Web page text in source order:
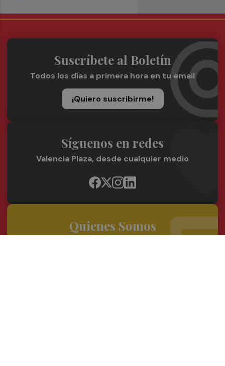
Suscríbete al Boletín
Todos los días a primera hora en tu email
¡Quiero suscribirme!
Síguenos en redes
Valencia Plaza, desde cualquier medio
Quienes Somos